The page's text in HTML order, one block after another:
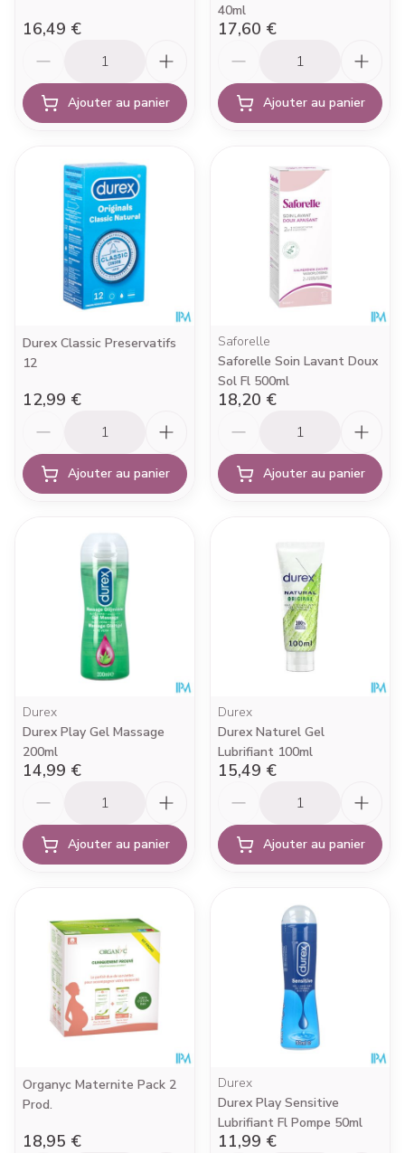
16,49 €
Ajouter au panier
40ml
17,60 €
Ajouter au panier
Durex Classic Preservatifs
12
12,99 €
Ajouter au panier
Saforelle
Saforelle Soin Lavant Doux
Sol Fl 500ml
18,20 €
Ajouter au panier
Durex
Durex Play Gel Massage
200ml
14,99 €
Ajouter au panier
Durex
Durex Naturel Gel
Lubrifiant 100ml
15,49 €
Ajouter au panier
Organyc Maternite Pack 2
Prod.
18,95 €
Durex
Durex Play Sensitive
Lubrifiant Fl Pompe 50ml
11,99 €